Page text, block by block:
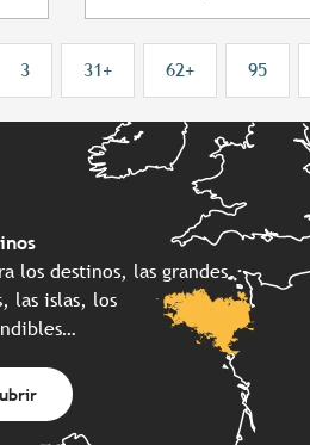
3 31+ 62+ 95
los destinos, las grandes
las islas, los